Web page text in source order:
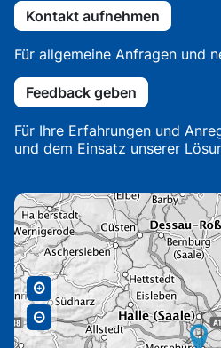
Kontakt aufnehmen
Für allgemeine Anfragen und
Feedback geben
Für Ihre Erfahrungen und
und dem Einsatz unserer